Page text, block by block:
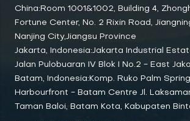
China:Room 1001&1002, Building 4,
Fortune Center, No. 2 Rixin Road,
Nanjing City,Jiangsu Province
Jakarta, Indonesia:Jakarta Industrial
Jalan Pulobuaran IV Blok I No.2 - East
Batam, Indonesia:Komp. Ruko Palm
Harbourfront - Batam Centre Jl.
Taman Baloi, Batam Kota, Kabupaten